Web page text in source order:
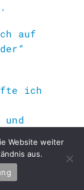
auf
ich
und
ein –
Website weiter
aus.